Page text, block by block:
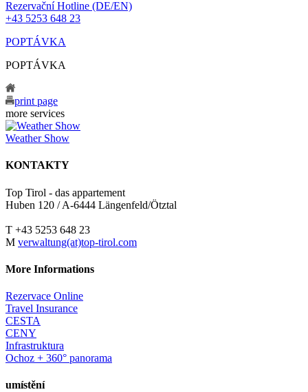
Rezervační Hotline (DE/EN)
+43 5253 648 23
POPTÁVKA
POPTÁVKA
print page
more services
Weather Show
KONTAKTY
Top Tirol - das appartement
Huben 120 / A-6444 Längenfeld/Ötztal
T +43 5253 648 23
M verwaltung(at)top-tirol.com
More Informations
Rezervace Online
Travel Insurance
CESTA
CENY
Infrastruktura
Ochoz + 360° panorama
umístění